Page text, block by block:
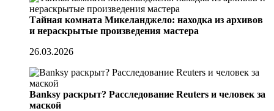
Тайная комната Микеланджело: находка из архивов
и нераскрытые произведения мастера
26.03.2026
Banksy раскрыт? Расследование Reuters и человек за
маской